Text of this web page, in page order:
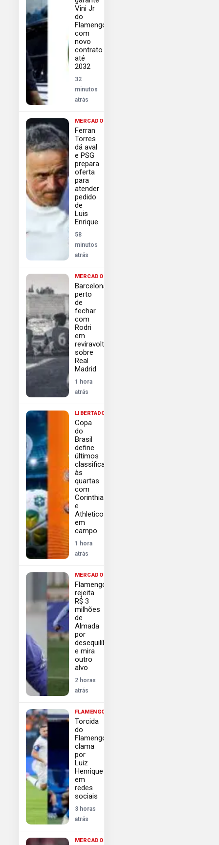
Vini Jr
do
Flamengo
com
novo
contrato
até
2032
32
minutos
atrás
MERCADO
Ferran
Torres
dá aval
e PSG
prepara
oferta
para
atender
pedido
de
Luis
Enrique
58
minutos
atrás
MERCADO
Barcelona
perto
de
fechar
com
Rodri
em
reviravolta
sobre
Real
Madrid
1 hora
atrás
LIBERTADORES
Copa
do
Brasil
define
últimos
classificados
às
quartas
com
Corinthians
e
Athletico
em
campo
1 hora
atrás
MERCADO
Flamengo
rejeita
R$ 3
milhões
de
Almada
por
desequilíbrio
e mira
outro
alvo
2 horas
atrás
FLAMENGO
Torcida
do
Flamengo
clama
por
Luiz
Henrique
em
redes
sociais
3 horas
atrás
MERCADO